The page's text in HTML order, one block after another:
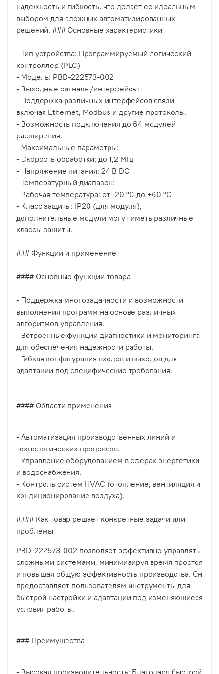
надежность и гибкость, что делает ее идеальным
выбором для сложных автоматизированных
решений. ### Основные характеристики
- Тип устройства: Программируемый логический
контроллер (PLC)
- Модель: PBD-222573-002
- Выходные сигналы/интерфейсы:
- Поддержка различных интерфейсов связи,
включая Ethernet, Modbus и другие протоколы.
- Возможность подключения до 64 модулей
расширения.
- Максимальные параметры:
- Скорость обработки: до 1,2 МГц
- Напряжение питания: 24 В DC
- Температурный диапазон:
- Рабочая температура: от -20 °C до +60 °C
- Класс защиты: IP20 (для модуля),
дополнительные модули могут иметь различные
классы защиты.
### Функции и применение
#### Основные функции товара
- Поддержка многозадачности и возможности
выполнения программ на основе различных
алгоритмов управления.
- Встроенные функции диагностики и мониторинга
для обеспечения надежности работы.
- Гибкая конфигурация входов и выходов для
адаптации под специфические требования.
#### Области применения
- Автоматизация производственных линий и
технологических процессов.
- Управление оборудованием в сферах энергетики
и водоснабжения.
- Контроль систем HVAC (отопление, вентиляция и
кондиционирование воздуха).
#### Как товар решает конкретные задачи или
проблемы
PBD-222573-002 позволяет эффективно управлять
сложными системами, минимизируя время простоя
и повышая общую эффективность производства. Он
предоставляет пользователям инструменты для
быстрой настройки и адаптации под изменяющиеся
условия работы.
### Преимущества
- Высокая производительность: Благодаря быстрой